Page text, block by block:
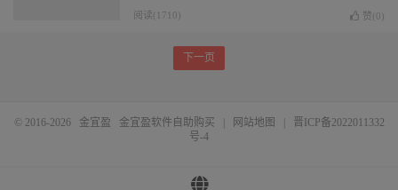
阅读(1710) 赞( 0 )
下一页
© 2016-2026 金宜盈 金宜盈软件自助购买 网站地图
晋ICP备2022011332
号-4